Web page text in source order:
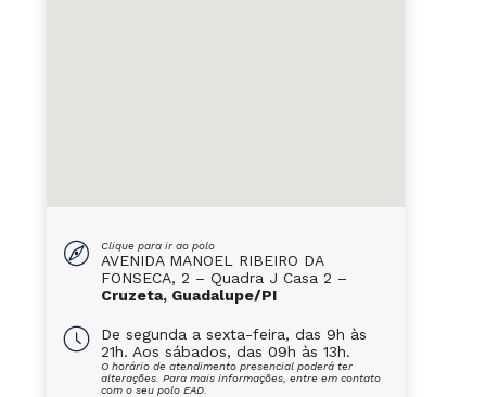
Clique para ir ao polo
AVENIDA MANOEL RIBEIRO DA
FONSECA, 2 – Quadra J Casa 2 –
Cruzeta, Guadalupe/PI
De segunda a sexta-feira, das 9h às
21h. Aos sábados, das 09h às 13h.
O horário de atendimento presencial poderá ter
alterações. Para mais informações, entre em contato
com o seu polo EAD.